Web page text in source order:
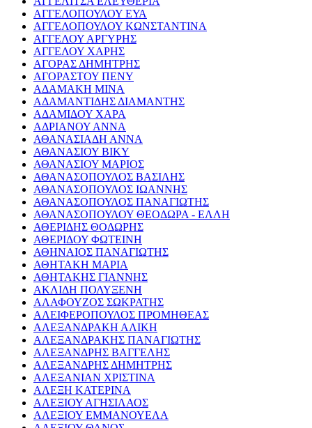
ΑΓΓΕΛΟΠΟΥΛΟΥ ΕΥΑ
ΑΓΓΕΛΟΠΟΥΛΟΥ ΚΩΝΣΤΑΝΤΙΝΑ
ΑΓΓΕΛΟΥ ΑΡΓΥΡΗΣ
ΑΓΓΕΛΟΥ ΧΑΡΗΣ
ΑΓΟΡΑΣ ΔΗΜΗΤΡΗΣ
ΑΓΟΡΑΣΤΟΥ ΠΕΝΥ
ΑΔΑΜΑΚΗ ΜΙΝΑ
ΑΔΑΜΑΝΤΙΔΗΣ ΔΙΑΜΑΝΤΗΣ
ΑΔΑΜΙΔΟΥ ΧΑΡΑ
ΑΔΡΙΑΝΟΥ ΑΝΝΑ
ΑΘΑΝΑΣΙΑΔΗ ΑΝΝΑ
ΑΘΑΝΑΣΙΟΥ ΒΙΚΥ
ΑΘΑΝΑΣΙΟΥ ΜΑΡΙΟΣ
ΑΘΑΝΑΣΟΠΟΥΛΟΣ ΒΑΣΙΛΗΣ
ΑΘΑΝΑΣΟΠΟΥΛΟΣ ΙΩΑΝΝΗΣ
ΑΘΑΝΑΣΟΠΟΥΛΟΣ ΠΑΝΑΓΙΩΤΗΣ
ΑΘΑΝΑΣΟΠΟΥΛΟΥ ΘΕΟΔΩΡΑ - ΕΛΛΗ
ΑΘΕΡΙΔΗΣ ΘΟΔΩΡΗΣ
ΑΘΕΡΙΔΟΥ ΦΩΤΕΙΝΗ
ΑΘΗΝΑΙΟΣ ΠΑΝΑΓΙΩΤΗΣ
ΑΘΗΤΑΚΗ ΜΑΡΙΑ
ΑΘΗΤΑΚΗΣ ΓΙΑΝΝΗΣ
ΑΚΛΙΔΗ ΠΟΛΥΞΕΝΗ
ΑΛΑΦΟΥΖΟΣ ΣΩΚΡΑΤΗΣ
ΑΛΕΙΦΕΡΟΠΟΥΛΟΣ ΠΡΟΜΗΘΕΑΣ
ΑΛΕΞΑΝΔΡΑΚΗ ΑΛΙΚΗ
ΑΛΕΞΑΝΔΡΑΚΗΣ ΠΑΝΑΓΙΩΤΗΣ
ΑΛΕΞΑΝΔΡΗΣ ΒΑΓΓΕΛΗΣ
ΑΛΕΞΑΝΔΡΗΣ ΔΗΜΗΤΡΗΣ
ΑΛΕΞΑΝΙΑΝ ΧΡΙΣΤΙΝΑ
ΑΛΕΞΗ ΚΑΤΕΡΙΝΑ
ΑΛΕΞΙΟΥ ΑΓΗΣΙΛΑΟΣ
ΑΛΕΞΙΟΥ ΕΜΜΑΝΟΥΕΛΑ